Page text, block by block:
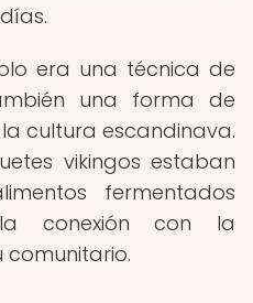
era una técnica de
una forma de
cultura escandinava.
vikingos estaban
fermentados
conexión con la
comunitario.